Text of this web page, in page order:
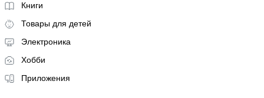
Книги
Товары для детей
Электроника
Хобби
Приложения